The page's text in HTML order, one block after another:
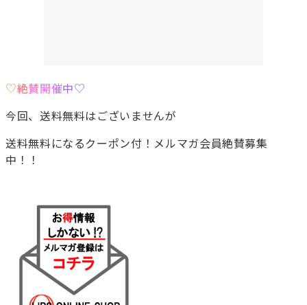
♡絶賛開催中♡
今回、送料無料はございませんが
送料無料になるクーポン付！メルマガ会員絶賛募集
中！！